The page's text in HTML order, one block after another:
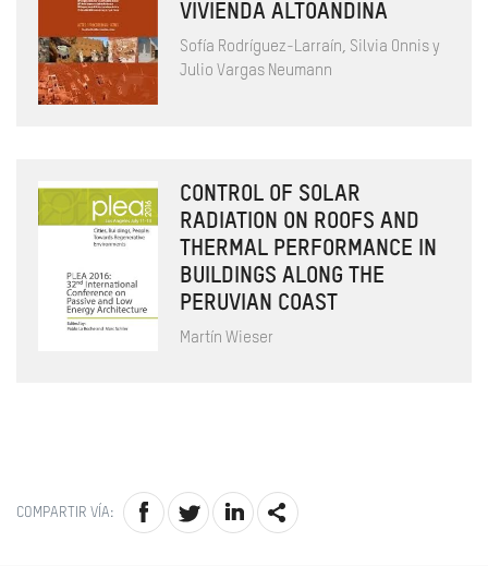
VIVIENDA ALTOANDINA
Sofía Rodríguez-Larraín, Silvia Onnis y
Julio Vargas Neumann
CONTROL OF SOLAR
RADIATION ON ROOFS AND
THERMAL PERFORMANCE IN
BUILDINGS ALONG THE
PERUVIAN COAST
Martín Wieser
COMPARTIR VÍA: